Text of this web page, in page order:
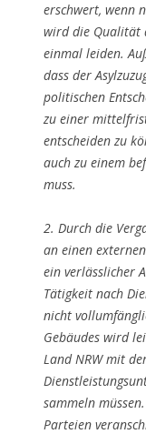
erschwert, wenn
wird die Qualität
einmal leiden.
dass der
politischen
zu einer
entscheiden zu
auch zu einem
muss.
2. Durch die
an einen
ein verlässlicher
Tätigkeit nach
nicht
Gebäudes wird
Land NRW mit
sammeln
Parteien